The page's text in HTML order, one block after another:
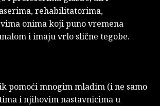
rehabilitatorima,
onima koji puno vremena
i imaju vrlo slične tegobe.
pomoći mnogim mladim (i ne samo
i njihovim nastavnicima u